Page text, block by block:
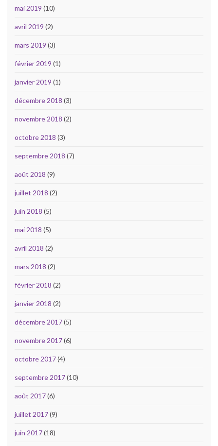
mai 2019 (10)
avril 2019 (2)
mars 2019 (3)
février 2019 (1)
janvier 2019 (1)
décembre 2018 (3)
novembre 2018 (2)
octobre 2018 (3)
septembre 2018 (7)
août 2018 (9)
juillet 2018 (2)
juin 2018 (5)
mai 2018 (5)
avril 2018 (2)
mars 2018 (2)
février 2018 (2)
janvier 2018 (2)
décembre 2017(5)
novembre 2017(6)
octobre 2017(4)
septembre 2017(10)
août 2017(6)
juillet 2017(9)
juin 2017(18)